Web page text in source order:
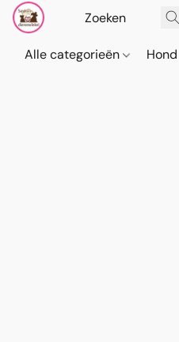
Alle categorieën Hond